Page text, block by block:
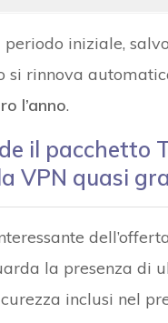
iniziale,
si rinnova
l’anno.
il pacchetto
VPN quasi
la presenza di
inclusi nel